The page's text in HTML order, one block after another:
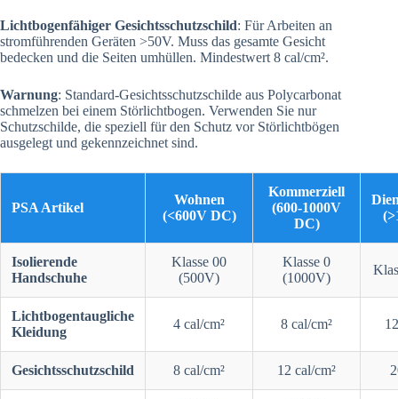
Lichtbogenfähiger Gesichtsschutzschild: Für Arbeiten an
stromführenden Geräten >50V. Muss das gesamte Gesicht
bedecken und die Seiten umhüllen. Mindestwert 8 cal/cm².
Warnung: Standard-Gesichtsschutzschilde aus Polycarbonat
schmelzen bei einem Störlichtbogen. Verwenden Sie nur
Schutzschilde, die speziell für den Schutz vor Störlichtbögen
ausgelegt und gekennzeichnet sind.
PSA Artikel
Wohnen
(<600V DC)
Kommerziell
(600-1000V
DC)
Isolierende
Handschuhe
Klasse 00
(500V)
Klasse 0
(1000V)
Lichtbogentaugliche
Kleidung
4 cal/cm² 8 cal/cm²
Gesichtsschutzschild 8 cal/cm² 12 cal/cm²